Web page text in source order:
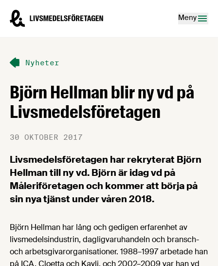
Livsmedelsföretagen – till startsidan
Meny
Nyheter
Björn Hellman blir ny vd på
Livsmedelsföretagen
30 OKTOBER 2017
Livsmedelsföretagen har rekryterat Björn
Hellman till ny vd. Björn är idag vd på
Måleriföretagen och kommer att börja på
sin nya tjänst under våren 2018.
Björn Hellman har lång och gedigen erfarenhet av
livsmedelsindustrin, dagligvaruhandeln och bransch-
och arbetsgivarorganisationer. 1988–1997 arbetade han
på ICA, Cloetta och Kavli, och 2002–2009 var han vd